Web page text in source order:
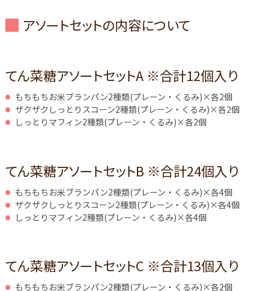
アソートセットの内容について
てん菜糖アソートセットA ※合計12個入り
もちもちお米ブランパン2種類(プレーン・くるみ)×各2個
ザクザクしっとりスコーン2種類(プレーン・くるみ)×各2個
しっとりマフィン2種類(プレーン・くるみ)×各2個
てん菜糖アソートセットB ※合計24個入り
もちもちお米ブランパン2種類(プレーン・くるみ)×各4個
ザクザクしっとりスコーン2種類(プレーン・くるみ)×各4個
しっとりマフィン2種類(プレーン・くるみ)×各4個
てん菜糖アソートセットC ※合計13個入り
もちもちお米ブランパン2種類(プレーン・くるみ)×各2個